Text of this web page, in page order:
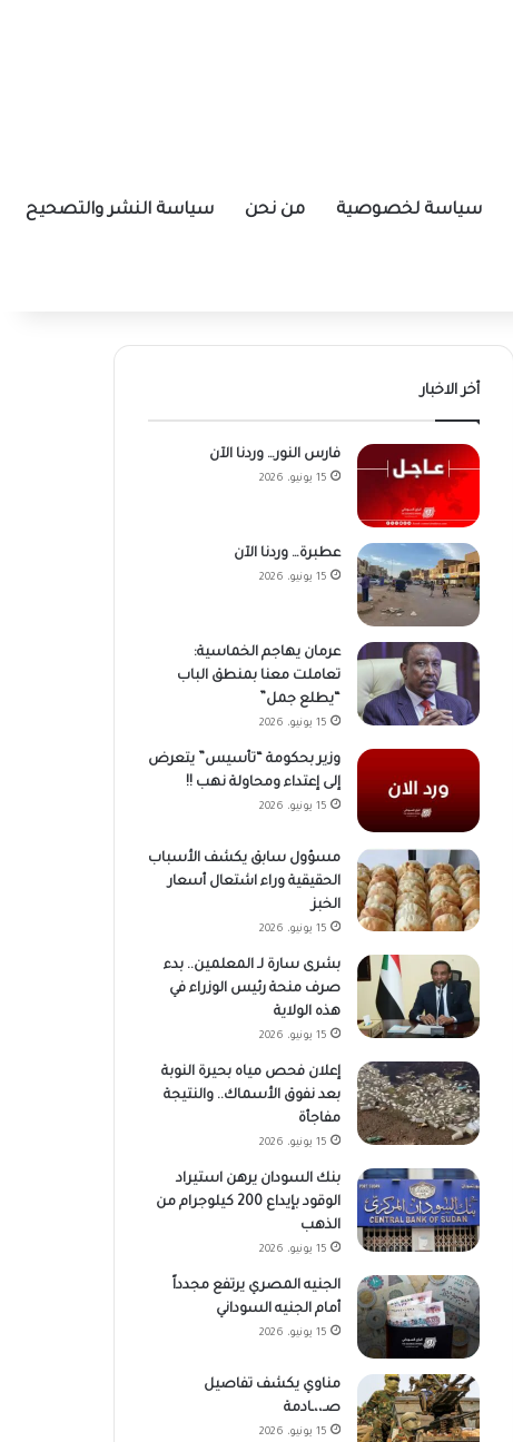
سياسة لخصوصية من نحن سياسة النشر والتصحيح
أخر الاخبار
فارس النور… وردنا الآن
15 يونيو، 2026
عطبرة… وردنا الآن
15 يونيو، 2026
عرمان يهاجم الخماسية:
تعاملت معنا بمنطق الباب
“يطلع جمل”
15 يونيو، 2026
وزير بحكومة “تأسيس” يتعرض
إلى إعتداء ومحاولة نهب !!
15 يونيو، 2026
مسؤول سابق يكشف الأسباب
الحقيقية وراء اشتعال أسعار
الخبز
15 يونيو، 2026
بشرى سارة لـ المعلمين.. بدء
صرف منحة رئيس الوزراء في
هذه الولاية
15 يونيو، 2026
إعلان فحص مياه بحيرة النوبة
بعد نفوق الأسماك.. والنتيجة
مفاجأة
15 يونيو، 2026
بنك السودان يرهن استيراد
الوقود بإيداع 200 كيلوجرام من
الذهب
15 يونيو، 2026
الجنيه المصري يرتفع مجدداً
أمام الجنيه السوداني
15 يونيو، 2026
مناوي يكشف تفاصيل
صـ،،ـادمة
15 يونيو، 2026